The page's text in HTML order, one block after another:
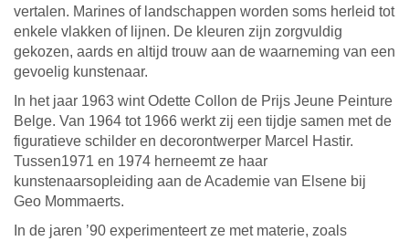
vertalen. Marines of landschappen worden soms herleid tot
enkele vlakken of lijnen. De kleuren zijn zorgvuldig
gekozen, aards en altijd trouw aan de waarneming van een
gevoelig kunstenaar.
In het jaar 1963 wint Odette Collon de Prijs Jeune Peinture
Belge. Van 1964 tot 1966 werkt zij een tijdje samen met de
figuratieve schilder en decorontwerper Marcel Hastir.
Tussen1971 en 1974 herneemt ze haar
kunstenaarsopleiding aan de Academie van Elsene bij
Geo Mommaerts.
In de jaren ’90 experimenteert ze met materie, zoals